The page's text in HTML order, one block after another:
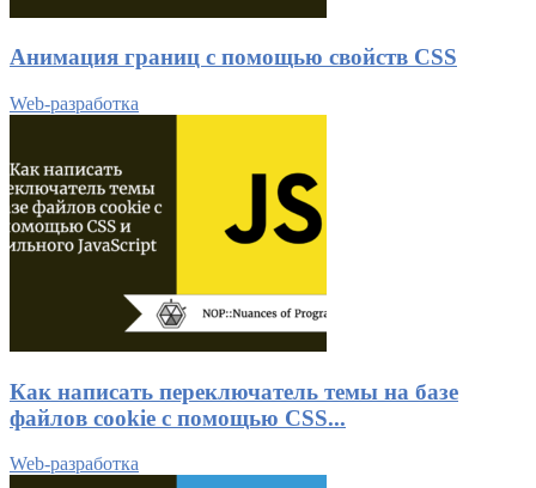
Анимация границ с помощью свойств CSS
Web-разработка
Как написать переключатель темы на базе
файлов cookie с помощью CSS...
Web-разработка